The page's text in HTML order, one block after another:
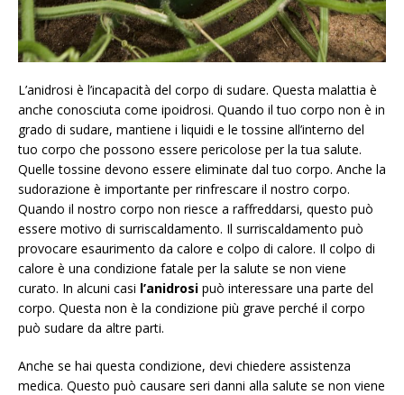
L’anidrosi è l’incapacità del corpo di sudare. Questa malattia è
anche conosciuta come ipoidrosi. Quando il tuo corpo non è in
grado di sudare, mantiene i liquidi e le tossine all’interno del
tuo corpo che possono essere pericolose per la tua salute.
Quelle tossine devono essere eliminate dal tuo corpo. Anche la
sudorazione è importante per rinfrescare il nostro corpo.
Quando il nostro corpo non riesce a raffreddarsi, questo può
essere motivo di surriscaldamento. Il surriscaldamento può
provocare esaurimento da calore e colpo di calore. Il colpo di
calore è una condizione fatale per la salute se non viene
curato. In alcuni casi l’anidrosi può interessare una parte del
corpo. Questa non è la condizione più grave perché il corpo
può sudare da altre parti.
Anche se hai questa condizione, devi chiedere assistenza
medica. Questo può causare seri danni alla salute se non viene